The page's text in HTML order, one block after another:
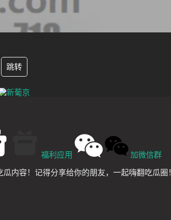
跳转
福利应用
加微信群
内容！记得分享给你的朋友，一起嗨翻吃瓜圈！